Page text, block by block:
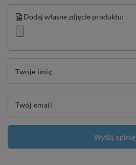
Dodaj własne zdjęcie produktu:
Twoje imię
Twój email
Wyślij opinię